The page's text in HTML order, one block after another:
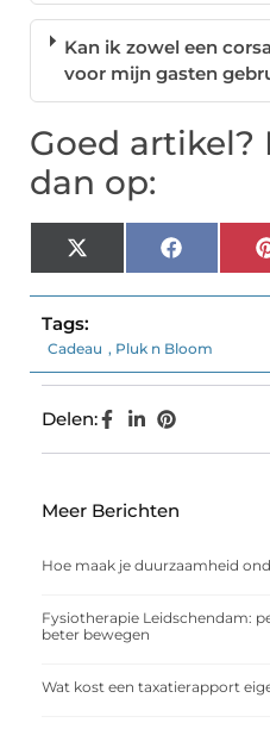
Kan ik zowel een
voor mijn gasten
Goed artikel?
dan op:
X
(Twitter)
Tags:
Cadeau , Pluk n Bloom
Delen:
Meer Berichten
Hoe maak je duurzaamheid
Fysiotherapie Leidschendam:
beter bewegen
Wat kost een taxatierapport